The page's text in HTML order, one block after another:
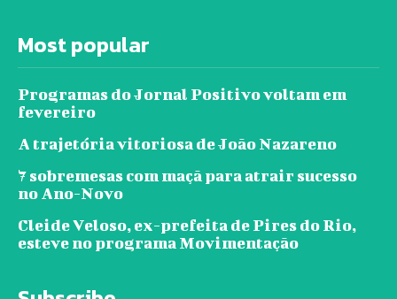
Most popular
Programas do Jornal Positivo voltam em
fevereiro
A trajetória vitoriosa de João Nazareno
7 sobremesas com maçã para atrair sucesso
no Ano-Novo
Cleide Veloso, ex-prefeita de Pires do Rio,
esteve no programa Movimentação